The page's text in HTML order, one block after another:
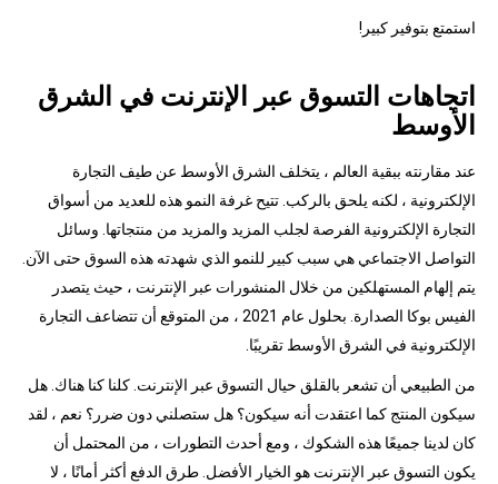
استمتع بتوفير كبير!
اتجاهات التسوق عبر الإنترنت في الشرق
الأوسط
عند مقارنته ببقية العالم ، يتخلف الشرق الأوسط عن طيف التجارة
الإلكترونية ، لكنه يلحق بالركب. تتيح غرفة النمو هذه للعديد من أسواق
التجارة الإلكترونية الفرصة لجلب المزيد والمزيد من منتجاتها. وسائل
التواصل الاجتماعي هي سبب كبير للنمو الذي شهدته هذه السوق حتى الآن.
يتم إلهام المستهلكين من خلال المنشورات عبر الإنترنت ، حيث يتصدر
الفيس بوكا الصدارة. بحلول عام 2021 ، من المتوقع أن تتضاعف التجارة
الإلكترونية في الشرق الأوسط تقريبًا.
من الطبيعي أن تشعر بالقلق حيال التسوق عبر الإنترنت. كلنا كنا هناك. هل
سيكون المنتج كما اعتقدت أنه سيكون؟ هل ستصلني دون ضرر؟ نعم ، لقد
كان لدينا جميعًا هذه الشكوك ، ومع أحدث التطورات ، من المحتمل أن
يكون التسوق عبر الإنترنت هو الخيار الأفضل. طرق الدفع أكثر أمانًا ، لا